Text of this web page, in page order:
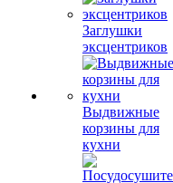
Заглушки
эксцентриков
Выдвижные
корзины для
кухни